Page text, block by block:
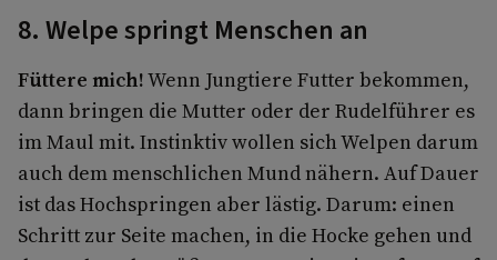
8. Welpe springt Menschen an
Füttere mich!Wenn Jungtiere Futter bekommen,
dann bringen die Mutter oder der Rudelführer es
im Maul mit. Instinktiv wollen sich Welpen darum
auch dem menschlichen Mund nähern. Auf Dauer
ist das Hochspringen aber lästig. Darum: einen
Schritt zur Seite machen, in die Hocke gehen und